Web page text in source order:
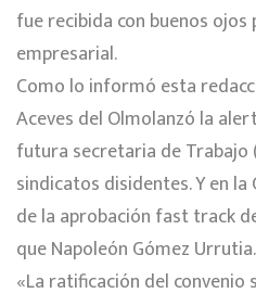
fue recibida con buenos
empresarial.
Como lo informó esta
Aceves del Olmolanzó la
futura secretaria de Trabajo
sindicatos disidentes. Y en
de la aprobación fast track
que Napoleón Gómez Urrutia.
«La ratificación del convenio